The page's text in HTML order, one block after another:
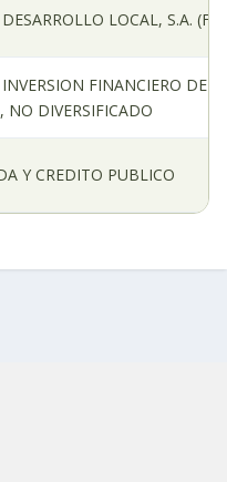
LOCAL, S.A.
FINANCIERO DE
NO DIVERSIFICADO
Y CREDITO PUBLICO